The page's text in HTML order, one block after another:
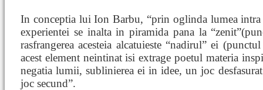
In conceptia lui Ion Barbu, “prin oglinda lumea
experientei se inalta in piramida pana la
rasfrangerea acesteia alcatuieste “nadirul” ei
acest element neintinat isi extrage poetul materia
negatia lumii, sublinierea ei in idee, un joc
joc secund”.